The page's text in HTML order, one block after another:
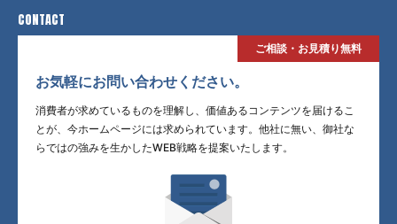
CONTACT
ご相談・お見積り無料
お気軽にお問い合わせください。
消費者が求めているものを理解し、価値あるコンテンツを届けるこ
とが、今ホームページには求められています。他社に無い、御社な
らではの強みを生かしたWEB戦略を提案いたします。